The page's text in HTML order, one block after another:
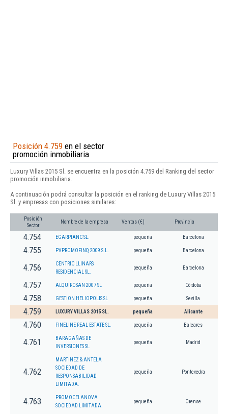
Posición 4.759 en el sector
promoción inmobiliaria
Luxury Villas 2015 Sl. se encuentra en la posición 4.759 del Ranking del sector
promoción inmobiliaria.
A continuación podrá consultar la posición en el ranking de Luxury Villas 2015
Sl. y empresas con posiciones similares:
Posición
Sector
Nombre de la empresa Ventas (€) Provincia
4.754 EGARPIANC SL. pequeña Barcelona
4.755 PVPROMOFINQ 2009 S.L. pequeña Barcelona
4.756
CENTRIC LLINARS
RESIDENCIAL SL.
pequeña Barcelona
4.757 ALQUIROSAN 2007 SL pequeña Córdoba
4.758 GESTION HELIOPOLIS SL pequeña Sevilla
4.759 LUXURY VILLAS 2015 SL. pequeña Alicante
4.760 FINELINE REAL ESTATE SL. pequeña Baleares
4.761
BARAGAÑAS DE
INVERSIONES SL
pequeña Madrid
4.762
MARTINEZ & ANTELA
SOCIEDAD DE
RESPONSABILIDAD
LIMITADA.
pequeña Pontevedra
4.763
PROMOCELANOVA
SOCIEDAD LIMITADA.
pequeña Orense